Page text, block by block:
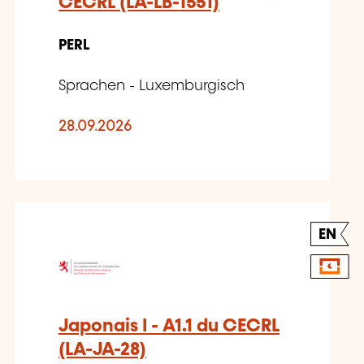
PERL
Sprachen - Luxemburgisch
28.09.2026
EN
Japonais I - A1.1 du CECRL
(LA-JA-28)